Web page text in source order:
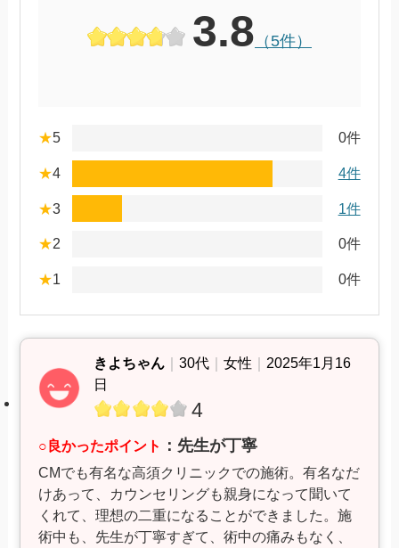
3.8 （5件）
★5 0件
★4 4件
★3 1件
★2 0件
★1 0件
きよちゃん ｜30代 ｜女性
2025年1月16
日
4
○良かったポイント ：先生が丁寧
CMでも有名な高須クリニックでの施術。有名なだ
けあって、カウンセリングも親身になって聞いて
くれて、理想の二重になることができました。施
術中も、先生が丁寧すぎて、術中の痛みもなく、